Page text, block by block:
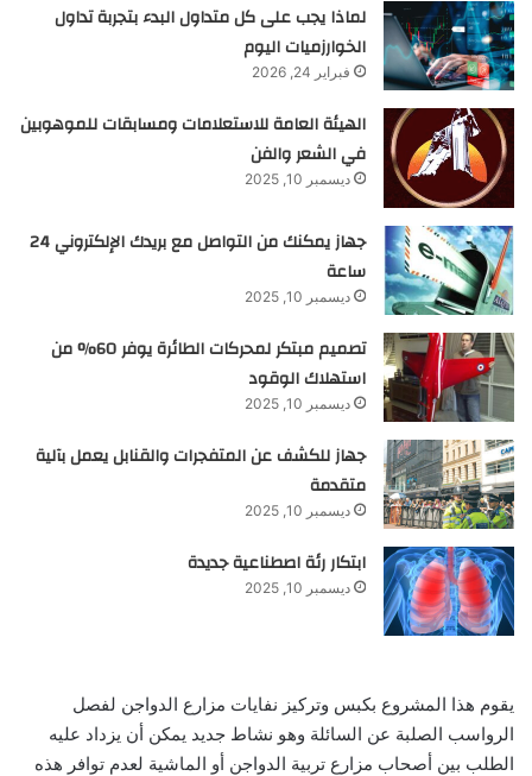
لماذا يجب على كل متداول البدء بتجربة تداول
الخوارزميات اليوم
فبراير 24, 2026
الهيئة العامة للاستعلامات ومسابقات للموهوبين
في الشعر والفن
ديسمبر 10, 2025
جهاز يمكنك من التواصل مع بريدك الإلكتروني 24
ساعة
ديسمبر 10, 2025
تصميم مبتكر لمحركات الطائرة يوفر 60% من
استهلاك الوقود
ديسمبر 10, 2025
جهاز للكشف عن المتفجرات والقنابل يعمل بآلية
متقدمة
ديسمبر 10, 2025
ابتكار رئة اصطناعية جديدة
ديسمبر 10, 2025
يقوم هذا المشروع بكبس وتركيز نفايات مزارع الدواجن لفصل
الرواسب الصلبة عن السائلة وهو نشاط جديد يمكن أن يزداد عليه
الطلب بين أصحاب مزارع تربية الدواجن أو الماشية لعدم توافر هذه